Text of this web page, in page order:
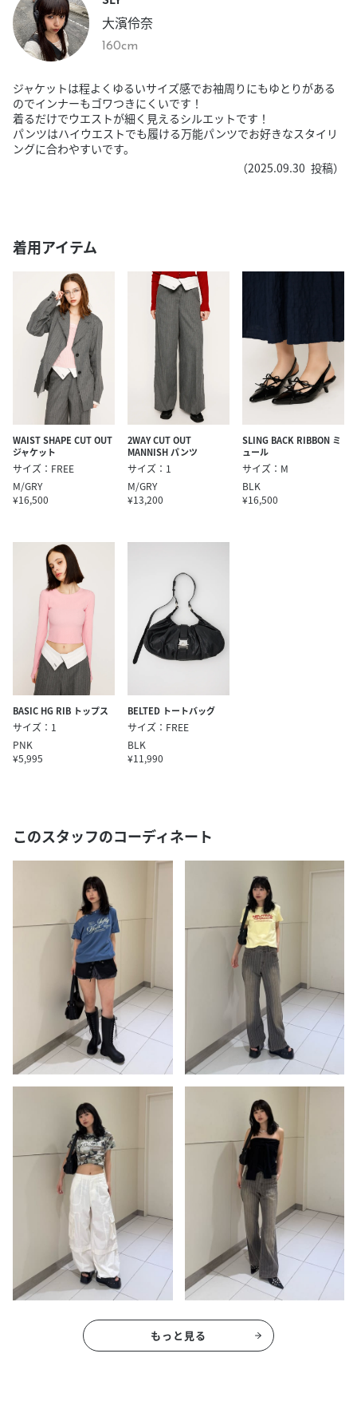
大濱伶奈
160cm
ジャケットは程よくゆるいサイズ感でお袖周りにもゆとりがある
のでインナーもゴワつきにくいです！
着るだけでウエストが細く見えるシルエットです！
パンツはハイウエストでも履ける万能パンツでお好きなスタイリ
ングに合わやすいです。
（2025.09.30 投稿）
着用アイテム
WAIST SHAPE CUT OUT
ジャケット
サイズ：FREE
M/GRY
¥16,500
2WAY CUT OUT
MANNISH パンツ
サイズ：1
M/GRY
¥13,200
SLING BACK RIBBON ミ
ュール
サイズ：M
BLK
¥16,500
BASIC HG RIB トップス
サイズ：1
PNK
¥5,995
BELTED トートバッグ
サイズ：FREE
BLK
¥11,990
このスタッフのコーディネート
もっと見る